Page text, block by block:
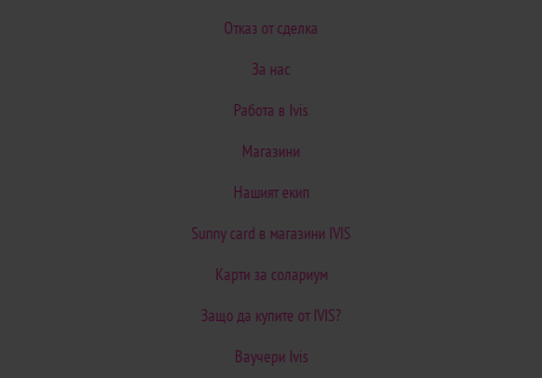
Отказ от сделка
За нас
Работа в Ivis
Магазини
Нашият екип
Sunny card в магазини IVIS
Карти за солариум
Защо да купите от IVIS?
Ваучери Ivis